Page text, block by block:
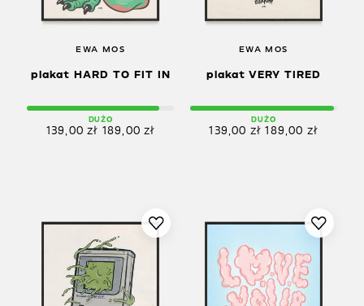
EWA MOS
plakat HARD TO FIT IN
DUŻO
139,00zł 189,00zł
EWA MOS
plakat VERY TIRED
DUŻO
139,00 zł 189,00 zł